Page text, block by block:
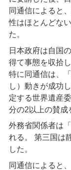
同通信によると
性はほとんどな
た。
日本政府は自国
得て事態を収拾
特に同通信は、
し）動きが成功
定する世界遺産
分の2以上の賛成
外務省関係者は
れる。 第三国は
した。
同通信によると